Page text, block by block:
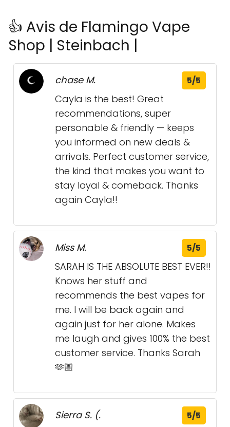
👍 Avis de Flamingo Vape
Shop | Steinbach |
chase M. 5/5
Cayla is the best! Great
recommendations, super
personable & friendly — keeps
you informed on new deals &
arrivals. Perfect customer service,
the kind that makes you want to
stay loyal & comeback. Thanks
again Cayla!!
Miss M. 5/5
SARAH IS THE ABSOLUTE BEST EVER!!
Knows her stuff and
recommends the best vapes for
me. I will be back again and
again just for her alone. Makes
me laugh and gives 100% the best
customer service. Thanks Sarah
🫶🏼
Sierra S. (. 5/5